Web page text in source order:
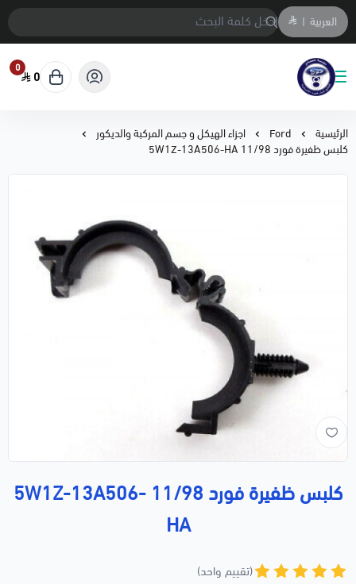
العربية |
متجر المحمادي لقطع السيارات
0
0
الرئيسية Ford
اجزاء الهيكل و جسم المركبة والديكور
كلبس ظفيرة فورد 11/98 5W1Z-13A506-HA
كلبس ظفيرة فورد 11/98 5W1Z-13A506-
HA
(تقييم واحد)